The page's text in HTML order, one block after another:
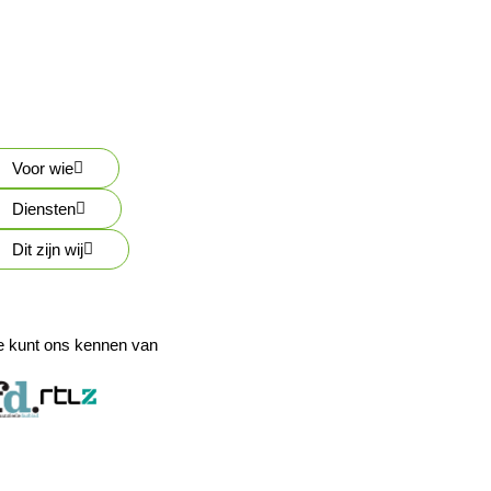
Voor wie
Diensten
Dit zijn wij
kunt ons kennen van